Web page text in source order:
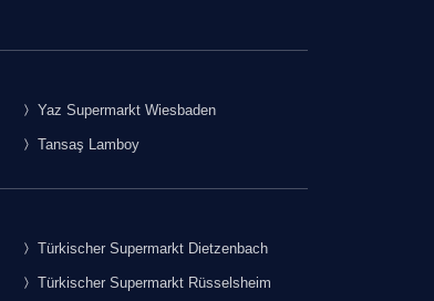
Yaz Supermarkt Wiesbaden
Tansaş Lamboy
Türkischer Supermarkt Dietzenbach
Türkischer Supermarkt Rüsselsheim